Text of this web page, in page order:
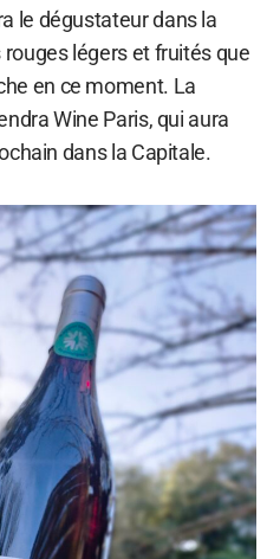
le dégustateur dans la
légers et fruités que
en ce moment. La
Wine Paris, qui aura
dans la Capitale.